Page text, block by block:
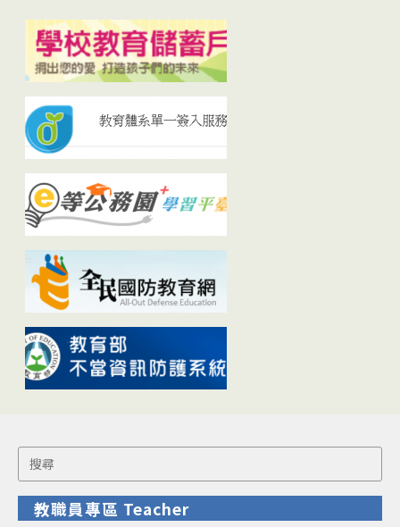
Search
for:
教職員專區 Teacher